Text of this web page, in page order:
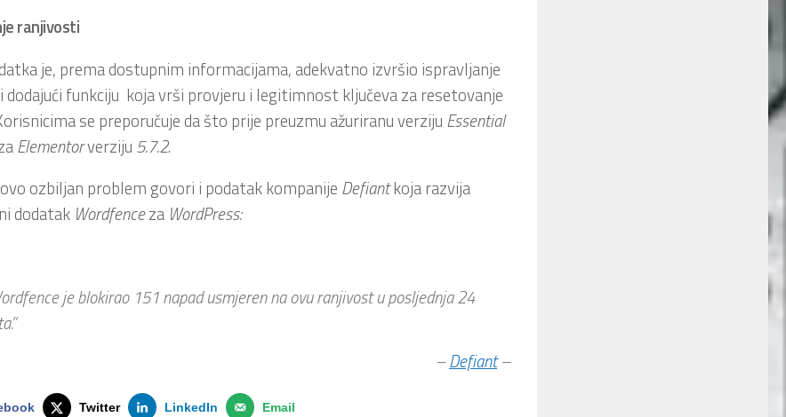
ranjivosti
je, prema dostupnim informacijama, adekvatno izvršio ispravljanje
funkciju koja vrši provjeru i legitimnost ključeva za resetovanje
se preporučuje da što prije preuzmu ažuriranu verziju Essential
Elementorverziju 5.7.2.
ozbiljan problem govori i podatak kompanije Defiantkoja razvija
dodatak Wordfenceza WordPress:
je blokirao 151 napad usmjeren na ovu ranjivost u posljednja 24
–Defiant–
Twitter LinkedIn Email